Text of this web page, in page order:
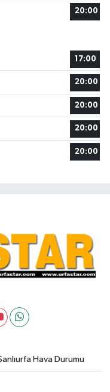
20:00
17:00
20:00
20:00
20:00
20:00
Hava Durumu